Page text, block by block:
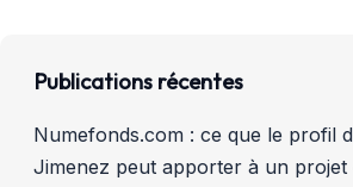
Publications récentes
Numefonds.com : ce que le profil
Jimenez peut apporter à un projet